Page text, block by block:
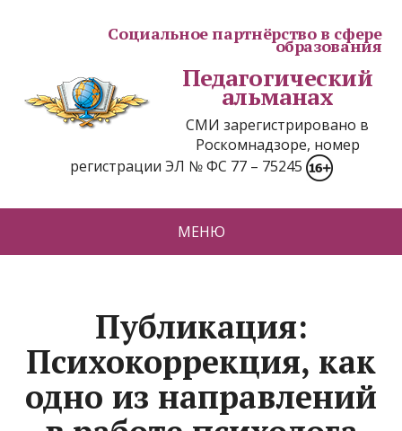
Социальное партнёрство в сфере
образования
Педагогический
альманах
СМИ зарегистрировано в
Роскомнадзоре, номер
регистрации ЭЛ № ФС 77 – 75245
МЕНЮ
Публикация:
Психокоррекция, как
одно из направлений